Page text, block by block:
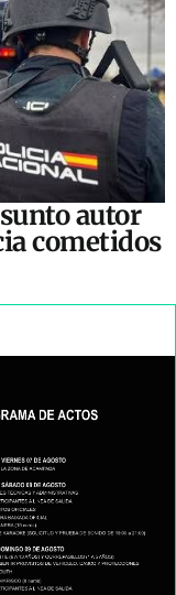
autor
cometidos